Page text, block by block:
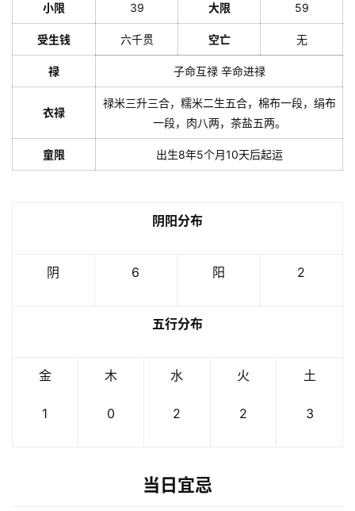
小限 39 大限 59
受生钱 六千贯 空亡 无
禄 子命互禄 辛命进禄
衣禄
禄米三升三合，糯米二生五合，棉布一段，绢布
一段，肉八两，茶盐五两。
童限 出生8年5个月10天后起运
阴阳分布
阴 6 阳 2
五行分布
金
1
木
0
水
2
火
2
土
3
当日宜忌